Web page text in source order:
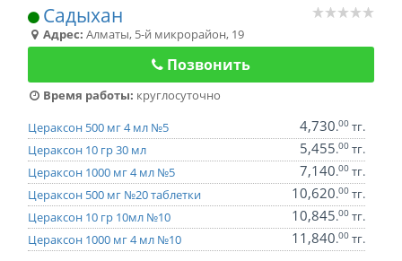
Садыхан
Адрес: Алматы, 5-й микрорайон, 19
Позвонить
Время работы: круглосуточно
Цераксон 500 мг 4 мл №5
4,730.00 тг.
Цераксон 10 гр 30 мл
5,455.00 тг.
Цераксон 1000 мг 4 мл №5
7,140.00 тг.
Цераксон 500 мг №20 таблетки
10,620.00 тг.
Цераксон 10 гр 10мл №10
10,845.00 тг.
Цераксон 1000 мг 4 мл №10
11,840.00 тг.